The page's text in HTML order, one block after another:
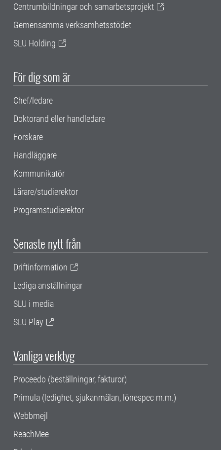
Centrumbildningar och samarbetsprojekt
Gemensamma verksamhetsstödet
SLU Holding
För dig som är
Chef/ledare
Doktorand eller handledare
Forskare
Handläggare
Kommunikatör
Lärare/studierektor
Programstudierektor
Senaste nytt från
Driftinformation
Lediga anställningar
SLU i media
SLU Play
Vanliga verktyg
Proceedo (beställningar, fakturor)
Primula (ledighet, sjukanmälan, lönespec m.m.)
Webbmejl
ReachMee